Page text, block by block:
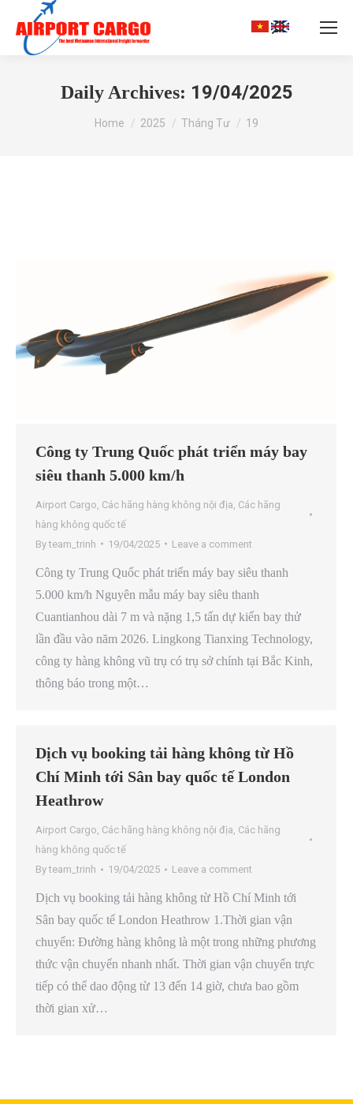
Search:
Daily Archives: 19/04/2025
You are here:
Home 2025 Tháng Tư 19
Công ty Trung Quốc phát triển máy bay
siêu thanh 5.000 km/h
Airport Cargo Các hãng hàng không nội địa Các hãng
hàng không quốc tế
Byteam_trinh 19/04/2025 Leave a comment
Công ty Trung Quốc phát triển máy bay siêu thanh
5.000 km/h Nguyên mẫu máy bay siêu thanh
Cuantianhou dài 7 m và nặng 1,5 tấn dự kiến bay thử
lần đầu vào năm 2026. Lingkong Tianxing Technology,
công ty hàng không vũ trụ có trụ sở chính tại Bắc Kinh,
thông báo trong một…
Dịch vụ booking tải hàng không từ Hồ
Chí Minh tới Sân bay quốc tế London
Heathrow
Airport Cargo, Các hãng hàng không nội địa, Các hãng
hàng không quốc tế
Byteam_trinh 19/04/2025 Leave a comment
Dịch vụ booking tải hàng không từ Hồ Chí Minh tới
Sân bay quốc tế London Heathrow 1.Thời gian vận
chuyển: Đường hàng không là một trong những phương
thức vận chuyển nhanh nhất. Thời gian vận chuyển trực
tiếp có thể dao động từ 13 đến 14 giờ, chưa bao gồm
thời gian xử…